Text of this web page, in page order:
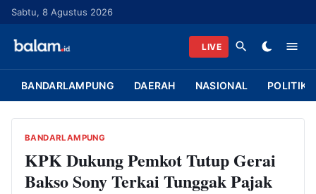
u
Sabtu, 8 Agustus 2026
LIVE
BANDARLAMPUNG DAERAH NASIONAL POLITIK
BANDARLAMPUNG
KPK Dukung Pemkot Tutup Gerai
Bakso Sony Terkai Tunggak Pajak